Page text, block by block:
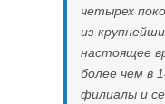
четырех
из
настоящее
более чем в
филиалы и